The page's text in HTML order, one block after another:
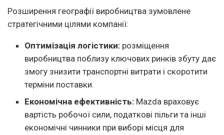
Розширення географії виробництва зумовлене
стратегічними цілями компанії:
Оптимізація логістики: розміщення
виробництва поблизу ключових ринків збуту дає
змогу знизити транспортні витрати і скоротити
терміни поставки.
Економічна ефективність: Mazda враховує
вартість робочої сили, податкові пільги та інші
економічні чинники при виборі місця для